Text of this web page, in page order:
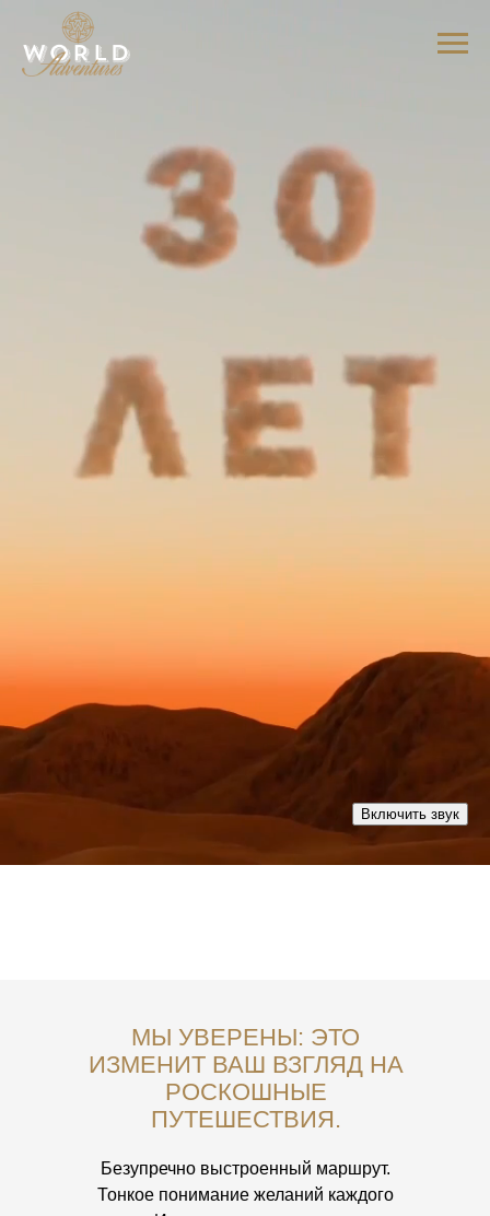
Включить звук
МЫ УВЕРЕНЫ: ЭТО
ИЗМЕНИТ ВАШ ВЗГЛЯД НА
РОСКОШНЫЕ
ПУТЕШЕСТВИЯ.
Безупречно выстроенный маршрут.
Тонкое понимание желаний каждого